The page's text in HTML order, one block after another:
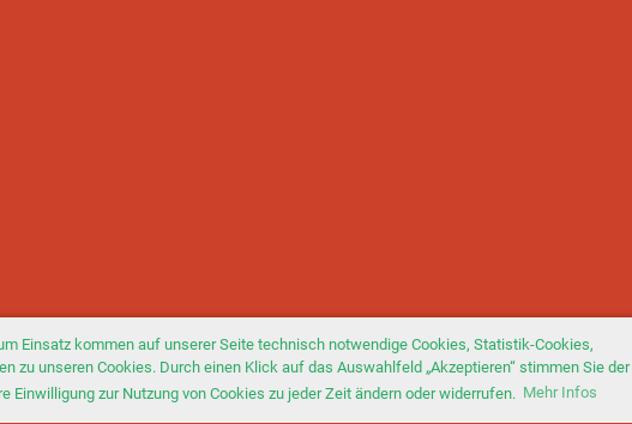
Einsatz kommen auf unserer Seite technisch notwendige Cookies, Statistik-Cookies,
zu unseren Cookies. Durch einen Klick auf das Auswahlfeld „Akzeptieren“ stimmen Sie der
Einwilligung zur Nutzung von Cookies zu jeder Zeit ändern oder widerrufen. Mehr Infos